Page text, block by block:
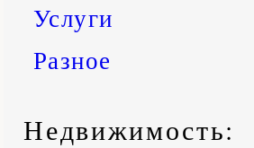
Услуги
Разное
Недвижимость: